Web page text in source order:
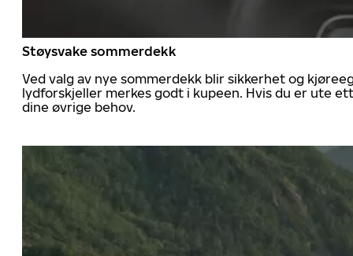
Støysvake sommerdekk
Ved valg av nye sommerdekk blir sikkerhet og
lydforskjeller merkes godt i kupeen. Hvis du er ute
dine øvrige behov.